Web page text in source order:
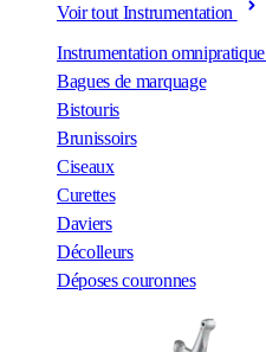
Voir tout Instrumentation
Instrumentation omnipratique
Bagues de marquage
Bistouris
Brunissoirs
Ciseaux
Curettes
Daviers
Décolleurs
Déposes couronnes